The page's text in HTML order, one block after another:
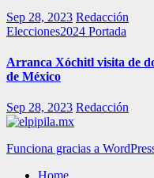
Sep 28, 2023 Redacción
Elecciones2024 Portada
Arranca Xóchitl visita de
de México
Sep 28, 2023 Redacción
Funciona gracias a